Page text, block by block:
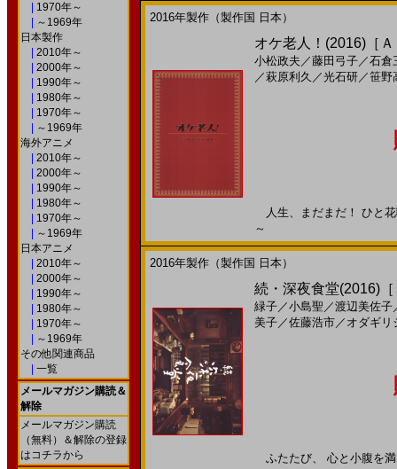
1970年～
～1969年
日本製作
2010年～
2000年～
1990年～
1980年～
1970年～
～1969年
海外アニメ
2010年～
2000年～
1990年～
1980年～
1970年～
～1969年
日本アニメ
2010年～
2000年～
1990年～
1980年～
1970年～
～1969年
その他関連商品
一覧
メールマガジン購読＆
解除
メールマガジン購読
（無料）＆解除の登録
はコチラから
2016年製作（製作国 日本）
オケ老人！(2016)［
小松政夫 ／藤田弓子／石倉
／萩原利久 ／光石研／笹野
人生、まだまだ！ ひと
～
2016年製作（製作国 日本）
続・深夜食堂(2016)
緑子／小島聖 ／渡辺美佐子
美子／佐藤浩市／ オダギリ
ふたたび、 心と小腹を